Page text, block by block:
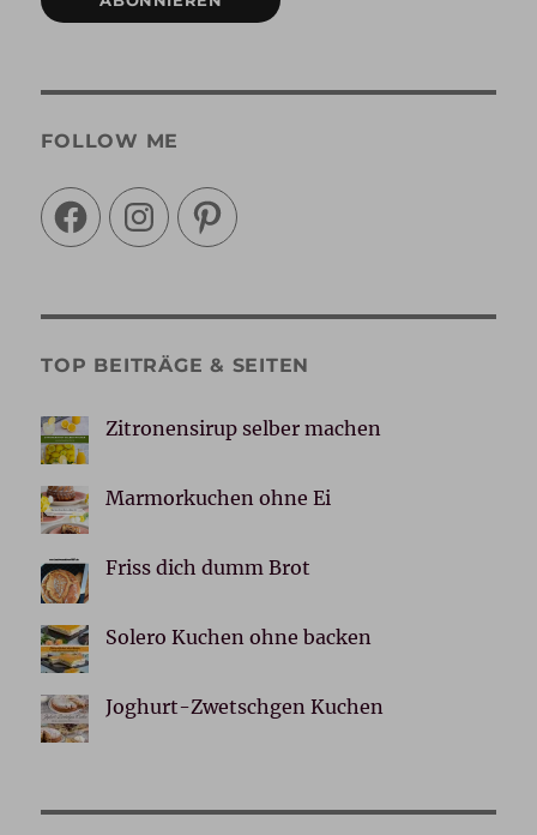
FOLLOW ME
FacebookInstagramPinterest
TOP BEITRÄGE & SEITEN
Zitronensirup selber machen
Marmorkuchen ohne Ei
Friss dich dumm Brot
Solero Kuchen ohne backen
Joghurt-Zwetschgen Kuchen